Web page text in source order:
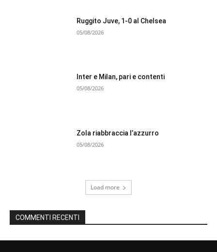
Ruggito Juve, 1-0 al Chelsea
05/08/2026
Inter e Milan, pari e contenti
05/08/2026
Zola riabbraccia l’azzurro
05/08/2026
Load more
COMMENTI RECENTI